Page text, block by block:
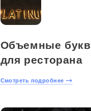
Объемные
для ресторана
Смотреть подробнее